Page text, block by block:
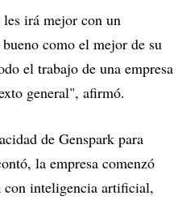
les irá mejor con un
como el mejor de su
el trabajo de una empresa
general", afirmó.
de Genspark para
la empresa comenzó
con inteligencia artificial,